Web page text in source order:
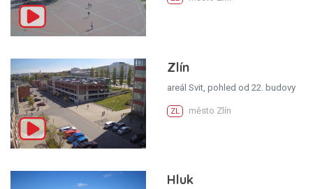
Zlín
areál Svit, pohled od 22. budovy
ZL město Zlín
Hluk